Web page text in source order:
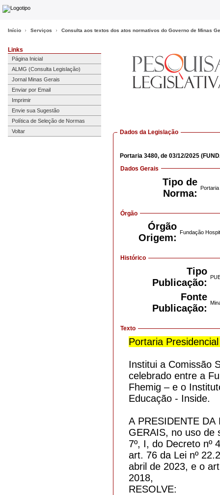
Início Serviços Consulta aos textos dos atos normativos do Governo de Minas
Links
Página Inicial
ALMG (Consulta Legislação)
Jornal Minas Gerais
Enviar por Email
Imprimir
Envie sua Sugestão
Política de Seleção de Normas
Voltar
Dados da Legislação
Portaria 3480, de 03/12/2025
Dados Gerais
Tipo de
Norma:
Portaria
Órgão
Órgão
Origem:
Fundação
Histórico
Tipo
Publicação:
Fonte
Publicação:
Texto
Portaria
Institui a Comissão
celebrado entre a
Fhemig – e o
Educação - Inside.
A PRESIDENTE DA
GERAIS, no uso de
7º, I, do Decreto nº
art. 76 da Lei nº
abril de 2023, e o
2018,
RESOLVE: